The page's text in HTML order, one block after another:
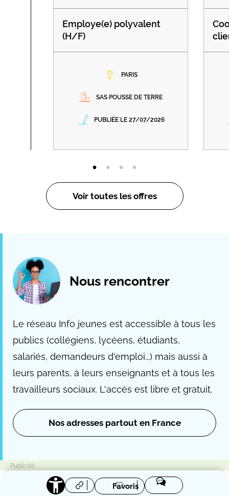
Employe(e) polyvalent
(H/F)
PARIS
SAS POUSSE DE TERRE
PUBLIÉE LE 27/07/2026
Voir toutes les offres
Nous rencontrer
Le réseau Info jeunes est accessible à tous les
publics (collégiens, lycéens, étudiants,
salariés, demandeurs d'emploi...) mais aussi à
leurs parents, à leurs enseignants et à tous les
travailleurs sociaux. L'accès est libre et gratuit.
Nos adresses partout en France
Favoris